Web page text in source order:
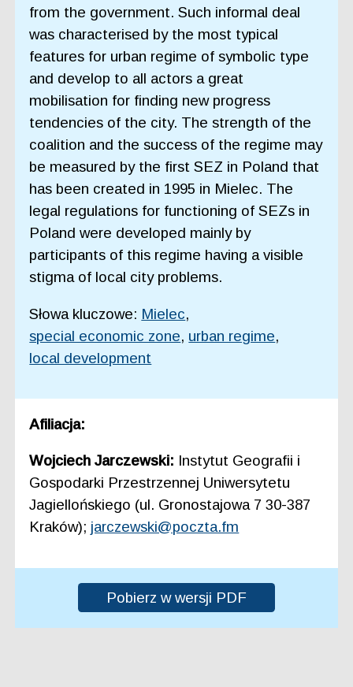
from the government. Such informal deal
was characterised by the most typical
features for urban regime of symbolic type
and develop to all actors a great
mobilisation for finding new progress
tendencies of the city. The strength of the
coalition and the success of the regime may
be measured by the first SEZ in Poland that
has been created in 1995 in Mielec. The
legal regulations for functioning of SEZs in
Poland were developed mainly by
participants of this regime having a visible
stigma of local city problems.
Słowa kluczowe: Mielec,
special economic zone, urban regime,
local development
Afiliacja:
Wojciech Jarczewski: Instytut Geografii i
Gospodarki Przestrzennej Uniwersytetu
Jagiellońskiego (ul. Gronostajowa 7 30-387
Kraków); jarczewski@poczta.fm
Pobierz w wersji PDF